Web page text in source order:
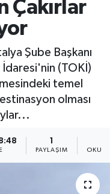
Çakırlar
Şube Başkanı
(TOKİ)
temel
olması
1
PAYLAŞIM